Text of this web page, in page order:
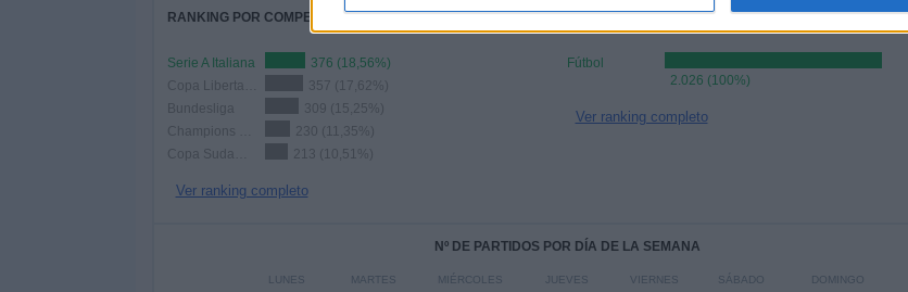
RANKING POR COMPETICIONES
Serie A Italiana
376 (18,56%)
357 (17,62%)
Bundesliga
309 (15,25%)
230 (11,35%)
213 (10,51%)
Ver ranking completo
RANKING POR DEPORTES
Fútbol
2.026 (100%)
Ver ranking completo
Nº DE PARTIDOS POR DÍA DE LA SEMANA
LUNES MARTES MIÉRCOLES JUEVES VIERNES SÁBADO DOMINGO